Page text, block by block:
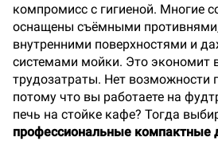
компромисс с гигиеной. Многие
оснащены съёмными
внутренними поверхностями и
системами мойки. Это экономит
трудозатраты. Нет возможности
потому что вы работаете на
печь на стойке кафе? Тогда
профессиональные